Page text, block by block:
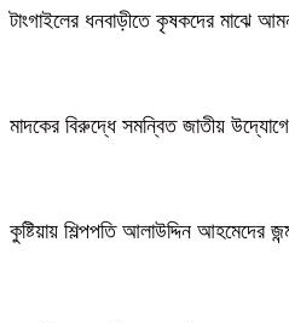
টাংগাইলের ধনবাড়ীতে কৃষকদের মাঝে
মাদকের বিরুদ্ধে সমন্বিত জাতীয়
কুষ্টিয়ায় শিল্পপতি আলাউদ্দিন আহমেদের